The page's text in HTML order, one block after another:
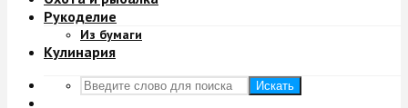
Рукоделие
Из бумаги
Кулинария
Искать